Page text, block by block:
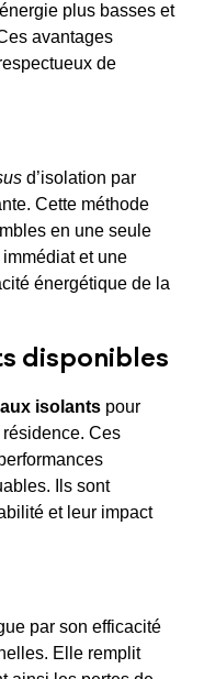
plus basses et
avantages
de
d’isolation par
Cette méthode
en une seule
et une
énergétique de la
disponibles
isolants pour
Ces
Ils sont
et leur impact
par son efficacité
Elle remplit